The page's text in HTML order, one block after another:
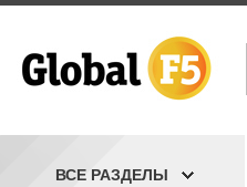
ВСЕ РАЗДЕЛЫ